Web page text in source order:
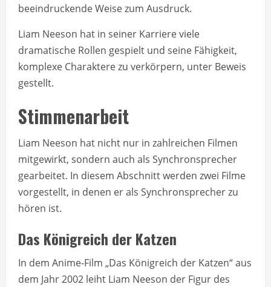
beeindruckende Weise zum Ausdruck.
Liam Neeson hat in seiner Karriere viele
dramatische Rollen gespielt und seine Fähigkeit,
komplexe Charaktere zu verkörpern, unter Beweis
gestellt.
Stimmenarbeit
Liam Neeson hat nicht nur in zahlreichen Filmen
mitgewirkt, sondern auch als Synchronsprecher
gearbeitet. In diesem Abschnitt werden zwei Filme
vorgestellt, in denen er als Synchronsprecher zu
hören ist.
Das Königreich der Katzen
In dem Anime-Film „Das Königreich der Katzen“ aus
dem Jahr 2002 leiht Liam Neeson der Figur des